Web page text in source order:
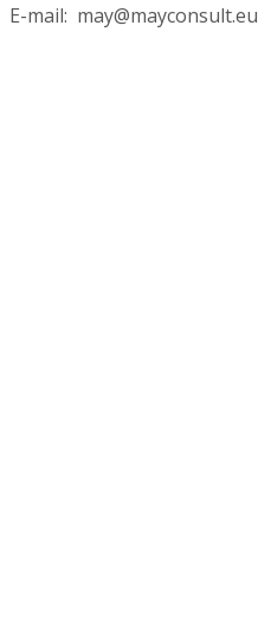
E-mail: may@mayconsult.eu